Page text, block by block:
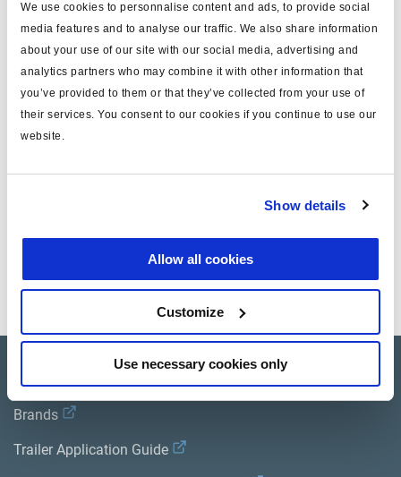
We use cookies to personnalise content and ads, to provide social
media features and to analyse our traffic. We also share information
about your use of our site with our social media, advertising and
analytics partners who may combine it with other information that
you’ve provided to them or that they’ve collected from your use of
their services. You consent to our cookies if you continue to use our
website.
Show details
Allow all cookies
Customize
Use necessary cookies only
Technische Daten
Typ U-ABS
Attr. A 2S/2M
Sehen Sie sich alle verwandten Publikationen in unserem
Bibliothek der Produktliteratur.
Brands
Trailer Application Guide